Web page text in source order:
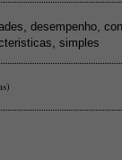
desempenho
simples